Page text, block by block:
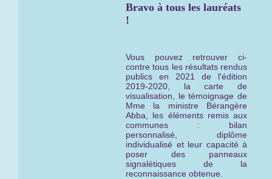
Bravo à tous les lauréats
!
Vous pouvez retrouver ci-
contre tous les résultats rendus
publics en 2021 de l'édition
2019-2020, la carte de
visualisation, le témoignage de
Mme la ministre Bérangère
Abba, les éléments remis aux
communes : bilan
personnalisé, diplôme
individualisé et leur capacité à
poser des panneaux
signalétiques de la
reconnaissance obtenue.